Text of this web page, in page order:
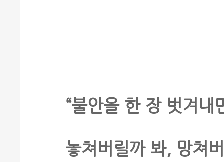
“불안을 한 장 벗겨내
놓쳐버릴까 봐, 망쳐